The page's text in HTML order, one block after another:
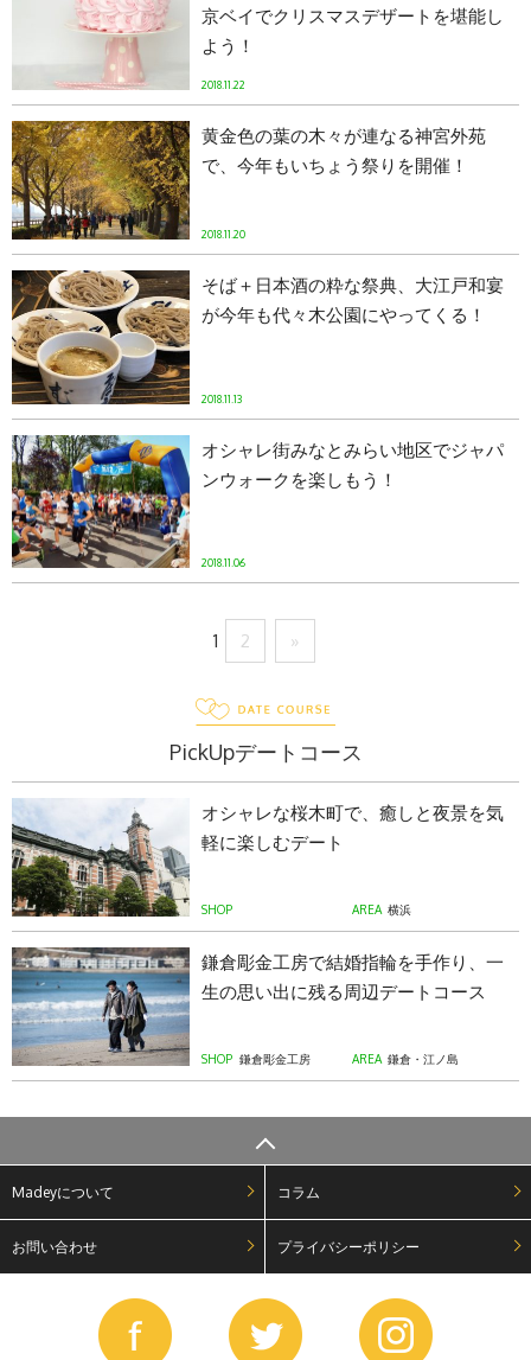
京ベイでクリスマスデザートを堪能し
よう！
2018.11.22
黄金色の葉の木々が連なる神宮外苑
で、今年もいちょう祭りを開催！
2018.11.20
そば＋日本酒の粋な祭典、大江戸和宴
が今年も代々木公園にやってくる！
2018.11.13
オシャレ街みなとみらい地区でジャパ
ンウォークを楽しもう！
2018.11.06
1 2 »
PickUpデートコース
オシャレな桜木町で、癒しと夜景を気
軽に楽しむデート
SHOP AREA 横浜
鎌倉彫金工房で結婚指輪を手作り、一
生の思い出に残る周辺デートコース
SHOP 鎌倉彫金工房 AREA 鎌倉・江ノ島
Madeyについて コラム
お問い合わせ プライバシーポリシー